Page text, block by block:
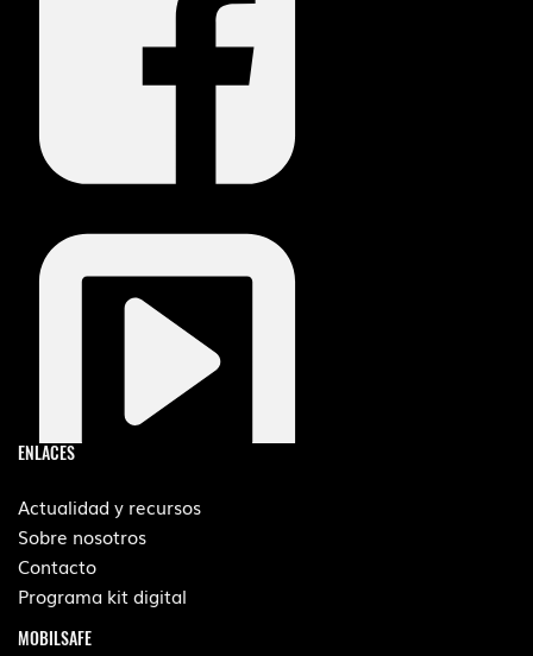
ENLACES
Actualidad y recursos
Sobre nosotros
Contacto
Programa kit digital
MOBILSAFE